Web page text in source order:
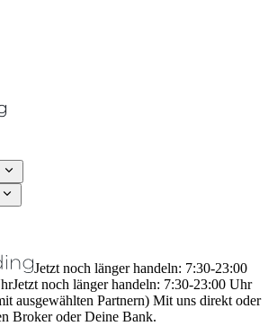
Jetzt noch länger handeln: 7:30-23:00
Jetzt noch länger handeln: 7:30-23:00 Uhr
ausgewählten Partnern) Mit uns direkt oder
Broker oder Deine Bank.